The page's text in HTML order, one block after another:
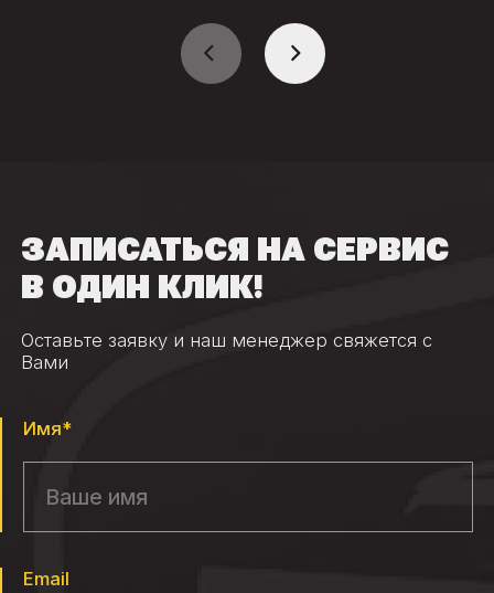
ЗАПИСАТЬСЯ НА СЕРВИС
В ОДИН КЛИК!
Оставьте заявку и наш менеджер свяжется с
Вами
Имя*
Email